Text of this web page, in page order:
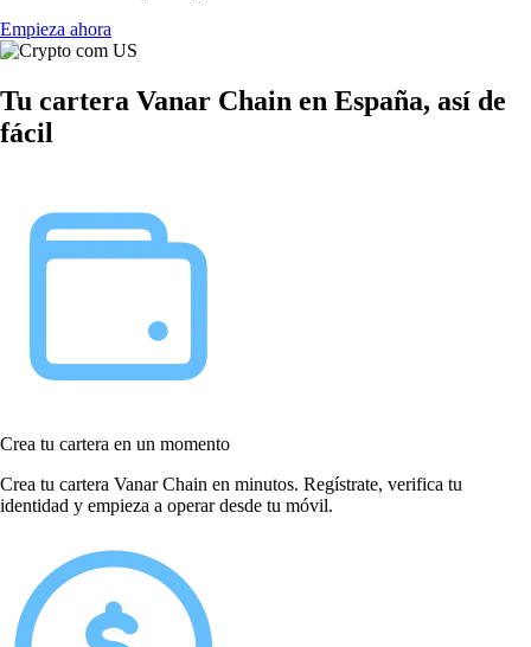
Empieza ahora
Tu cartera Vanar Chain en España, así de
fácil
Crea tu cartera en un momento
Crea tu cartera Vanar Chain en minutos. Regístrate, verifica tu
identidad y empieza a operar desde tu móvil.